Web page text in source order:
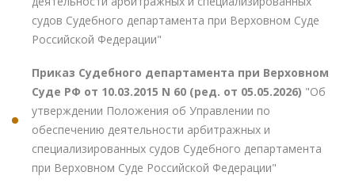
судов Судебного департамента при Верховном Суде
Российской Федерации"
Приказ Судебного департамента при Верховном
Суде РФ от 10.03.2015 N 60 (ред. от 05.05.2026) "Об
утверждении Положения об Управлении по
обеспечению деятельности арбитражных и
специализированных судов Судебного департамента
при Верховном Суде Российской Федерации"